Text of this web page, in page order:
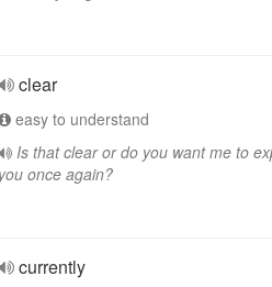
clear
easy to understand
Is that clear or do you want me to
you once again?
currently